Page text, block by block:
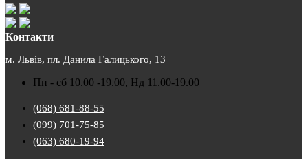
Контакти
м. Львів, пл. Данила Галицького, 13
Пн - сб 10.00 -19.00, Нд 11.00-19.00
(068) 681-88-55
(099) 701-75-85
(063) 680-19-94